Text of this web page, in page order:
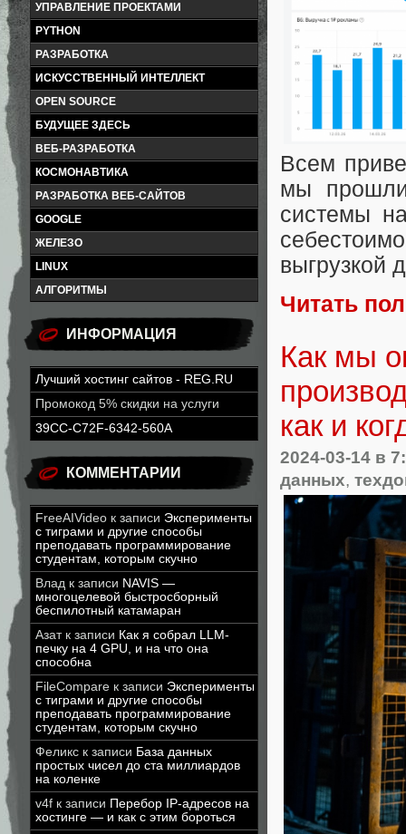
УПРАВЛЕНИЕ ПРОЕКТАМИ
PYTHON
РАЗРАБОТКА
ИСКУССТВЕННЫЙ ИНТЕЛЛЕКТ
OPEN SOURCE
БУДУЩЕЕ ЗДЕСЬ
ВЕБ-РАЗРАБОТКА
КОСМОНАВТИКА
РАЗРАБОТКА ВЕБ-САЙТОВ
GOOGLE
ЖЕЛЕЗО
LINUX
АЛГОРИТМЫ
ИНФОРМАЦИЯ
Лучший хостинг сайтов - REG.RU
Промокод 5% скидки на услуги
39CC-C72F-6342-560A
КОММЕНТАРИИ
FreeAIVideo к записи Эксперименты
с тиграми и другие способы
преподавать программирование
студентам, которым скучно
Влад к записи NAVIS —
многоцелевой быстросборный
беспилотный катамаран
Азатк записи Как я собрал LLM-
печку на 4 GPU, и на что она
способна
FileCompare к записи Эксперименты
с тиграми и другие способы
преподавать программирование
студентам, которым скучно
Феликс к записи База данных
простых чисел до ста миллиардов
на коленке
v4f к записи Перебор IP-адресов на
хостинге — и как с этим бороться
Всем
мы
системы
выгрузкой
Читать
Как мы
как и
2024-03-14 в
данных,